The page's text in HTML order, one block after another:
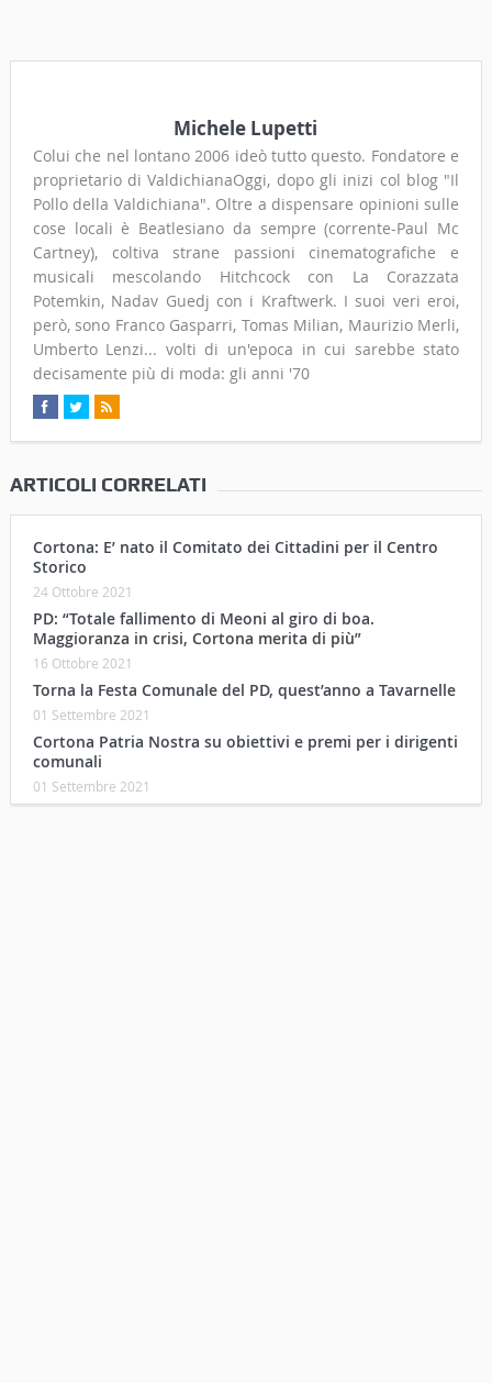
Michele Lupetti
Colui che nel lontano 2006 ideò tutto questo. Fondatore e
proprietario di ValdichianaOggi, dopo gli inizi col blog "Il
Pollo della Valdichiana". Oltre a dispensare opinioni sulle
cose locali è Beatlesiano da sempre (corrente-Paul Mc
Cartney), coltiva strane passioni cinematografiche e
musicali mescolando Hitchcock con La Corazzata
Potemkin, Nadav Guedj con i Kraftwerk. I suoi veri eroi,
però, sono Franco Gasparri, Tomas Milian, Maurizio Merli,
Umberto Lenzi... volti di un'epoca in cui sarebbe stato
decisamente più di moda: gli anni '70
ARTICOLI CORRELATI
Cortona: E’ nato il Comitato dei Cittadini per il Centro
Storico
24 Ottobre 2021
PD: “Totale fallimento di Meoni al giro di boa.
Maggioranza in crisi, Cortona merita di più”
16 Ottobre 2021
Torna la Festa Comunale del PD, quest’anno a Tavarnelle
01 Settembre 2021
Cortona Patria Nostra su obiettivi e premi per i dirigenti
comunali
01 Settembre 2021